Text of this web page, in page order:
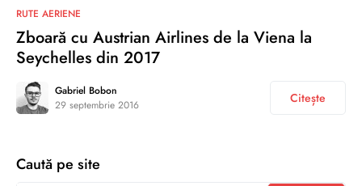
RUTE AERIENE
Zboară cu Austrian Airlines de la Viena la
Seychelles din 2017
Gabriel Bobon
29 septembrie 2016
Citește
Caută pe site